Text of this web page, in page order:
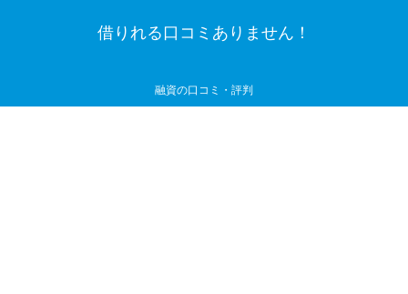
借りれる口コミありません！
融資の口コミ・評判